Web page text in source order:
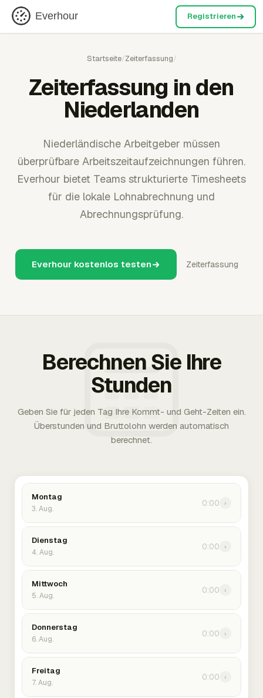
Everhour Registrieren
Startseite/Zeiterfassung/
Zeiterfassung in den
Niederlanden
Niederländische Arbeitgeber müssen
überprüfbare Arbeitszeitaufzeichnungen führen.
Everhour bietet Teams strukturierte Timesheets
für die lokale Lohnabrechnung und
Abrechnungsprüfung.
Everhour kostenlos testen Zeiterfassung
Berechnen Sie Ihre
Stunden
Geben Sie für jeden Tag Ihre Kommt- und Geht-Zeiten ein.
Überstunden und Bruttolohn werden automatisch
berechnet.
Montag
3. Aug.
0:00 ›
Dienstag
4. Aug.
0:00 ›
Mittwoch
5. Aug.
0:00 ›
Donnerstag
6. Aug.
0:00 ›
Freitag
7. Aug.
0:00 ›